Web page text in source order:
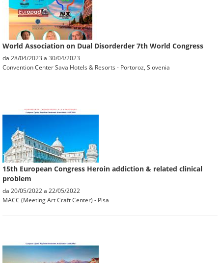
World Association on Dual Disorderder 7th World Congress
da 28/04/2023 a 30/04/2023
Convention Center Sava Hotels & Resorts - Portoroz, Slovenia
15th European Congress Heroin addiction & related clinical
problem
da 20/05/2022a 22/05/2022
MACC (Meeting Art Craft Center) - Pisa